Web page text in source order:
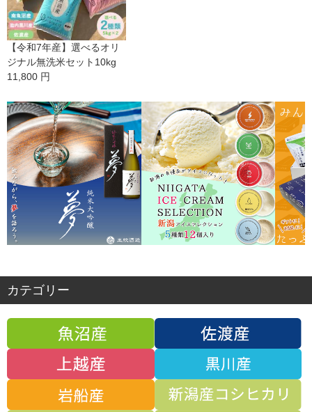
【幸せになれるお米】
良い炊飯器を購入したことをきっかけに、お米もこだわろうと思
いネットで探したところ、いなほんぽに出会いました。2年以上
定期便で無洗米の中で最上位の商品を食べていますが、初めて食
べたときの美味しさは今でも残っています。それくらい美味しか
ちろん新米の美味しさは格別で、毎年10月を楽しみにしていま
す。無洗米なので水を入れるだけですし、炊きたてはもちろん、
冷めても、おにぎりにしても美味しいです。辛いことがあって
も、お米の甘さ、旨さを感じると頑張ろうと思えます。幸せにな
れる(気がする)お米をぜひ味わってみてください!
：おにぎり太郎 さま
2022/04/18
5
：みつこさん さま
2021/08/06
ちょうどお米が切れそうになって買いに行く時間がなかったので
宅配のお米を検索していて、いなほんぽさんに辿り着きました。
とりあえず初めての人限定の2キロふたつセットを注文しまし
た。早速炊きたてをひとくち…‼️あまりの美味しさにびっくりし
【令和7年産】選べるオリ
ジナル無洗米セット10kg
11,800 円
カテゴリー